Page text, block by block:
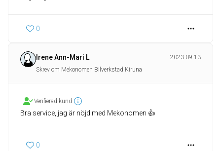
0
Irene Ann-Mari L
2023-09-13
Skrev om Mekonomen Bilverkstad Kiruna
Verifierad kund
Bra service, jag är nöjd med Mekonomen 👍
0